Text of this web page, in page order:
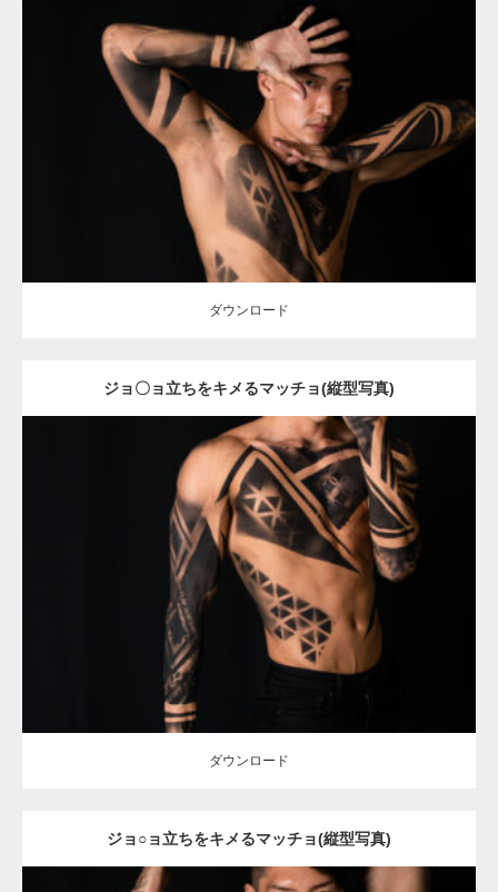
Update:2021.12.21
アートなマッチョ オレンジの人 AKIHITO(細マッチョ)
ダウンロード
ダウンロード
ジョ〇ョ立ちをキメるマッチョ(縦型写真)
Update:2023.12.1
アートなマッチョ オレンジの人 AKIHITO(細マッチョ)
筋
ダウンロード
ダウンロード
ジョ○ョ立ちをキメるマッチョ(縦型写真)